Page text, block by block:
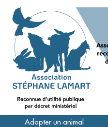
Adopter un animal